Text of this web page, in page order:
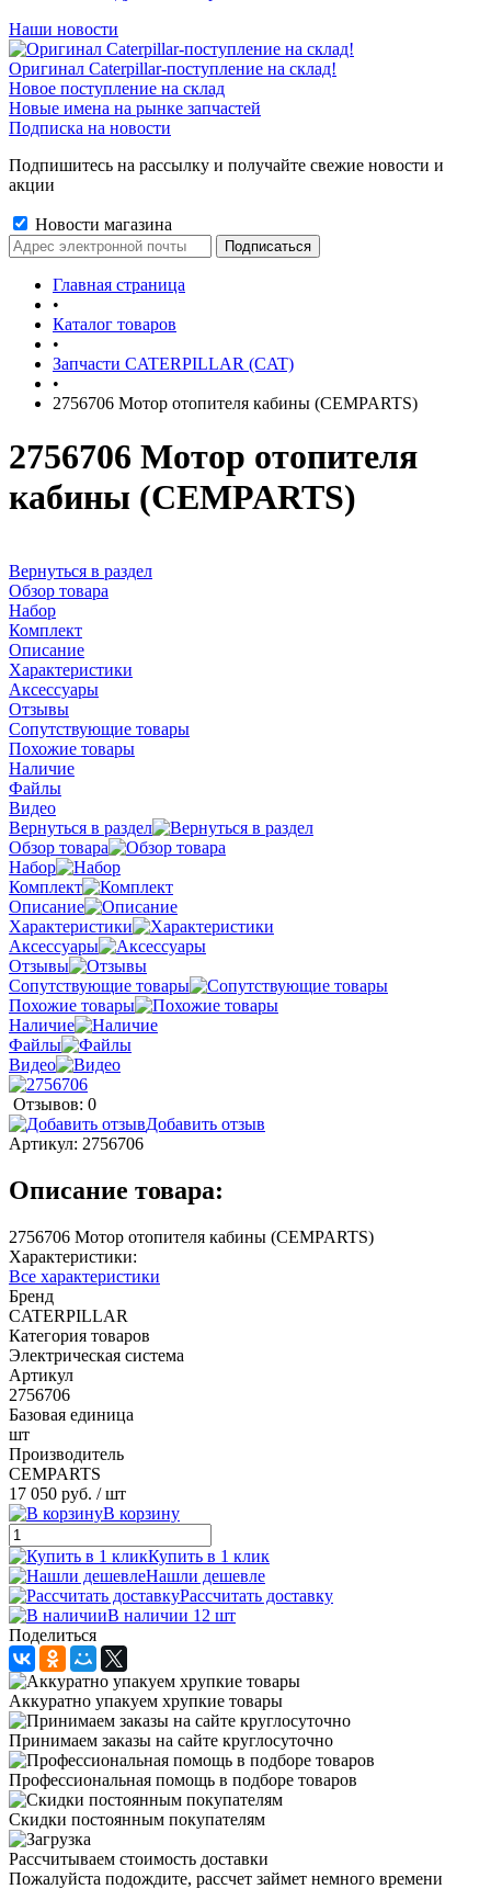
Наши новости
Оригинал Caterpillar-поступление на склад!
Новое поступление на склад
Новые имена на рынке запчастей
Подписка на новости
Подпишитесь на рассылку и получайте свежие новости и
акции
Новости магазина
Главная страница
•
Каталог товаров
•
Запчасти CATERPILLAR (CAT)
•
2756706 Мотор отопителя кабины (CEMPARTS)
2756706 Мотор отопителя
кабины (CEMPARTS)
Вернуться в раздел
Обзор товара
Набор
Комплект
Описание
Характеристики
Аксессуары
Отзывы
Сопутствующие товары
Похожие товары
Наличие
Файлы
Видео
Вернуться в раздел
Обзор товара
Набор
Комплект
Описание
Характеристики
Аксессуары
Отзывы
Сопутствующие товары
Похожие товары
Наличие
Файлы
Видео
Отзывов: 0
Добавить отзыв
Артикул: 2756706
Описание товара:
2756706 Мотор отопителя кабины (CEMPARTS)
Характеристики:
Все характеристики
Бренд
CATERPILLAR
Категория товаров
Электрическая система
Артикул
2756706
Базовая единица
шт
Производитель
CEMPARTS
17 050 руб. / шт
В корзину
Купить в 1 клик
Нашли дешевле
Рассчитать доставку
В наличии 12 шт
Поделиться
Аккуратно упакуем хрупкие товары
Принимаем заказы на сайте круглосуточно
Профессиональная помощь в подборе товаров
Скидки постоянным покупателям
Рассчитываем стоимость доставки
Пожалуйста подождите, рассчет займет немного времени